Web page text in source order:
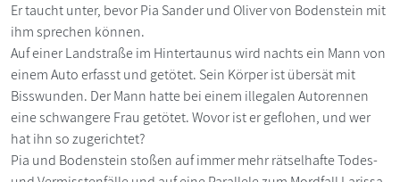
Er taucht unter, bevor Pia Sander und Oliver von Bodenstein mit
ihm sprechen können.
Auf einer Landstraße im Hintertaunus wird nachts ein Mann von
einem Auto erfasst und getötet. Sein Körper ist übersät mit
Bisswunden. Der Mann hatte bei einem illegalen Autorennen
eine schwangere Frau getötet. Wovor ist er geflohen, und wer
hat ihn so zugerichtet?
Pia und Bodenstein stoßen auf immer mehr rätselhafte Todes-